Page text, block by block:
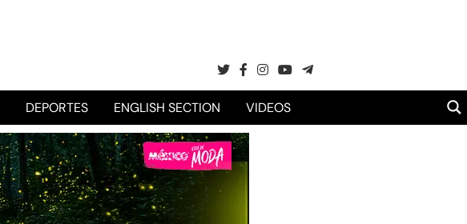
DEPORTES ENGLISH SECTION VIDEOS